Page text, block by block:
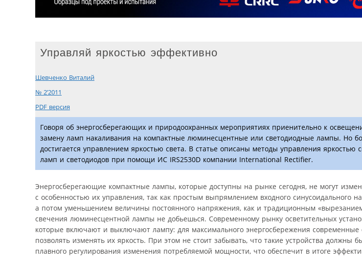
Управляй яркостью эффективно
Шевченко Виталий
№ 2’2011
PDF версия
Говоря об энергосберегающих и природоохранных мероприятиях приенительно к
замену ламп накаливания на компактные люминесцентные или светодиодные лампы. Но
достигается управлением яркостью света. В статье описаны методы управления яркостью
ламп и светодиодов при помощи ИС IRS2530D компании International Rectifier.
Энергосберегающие компактные лампы, которые доступны на рынке сегодня, не могут
с особенностью их управления, так как простым выпрямлением входного синусоидального
а потом уменьшением величины постоянного напряжения, как и традиционным
свечения люминесцентной лампы не добьешься. Современному рынку осветительных
которые включают и выключают лампу: для максимального энергосбережения
позволять изменять их яркость. При этом не стоит забывать, что такие устройства должны
плавного регулирования изменения потребляемой мощности, что обеспечит в итоге